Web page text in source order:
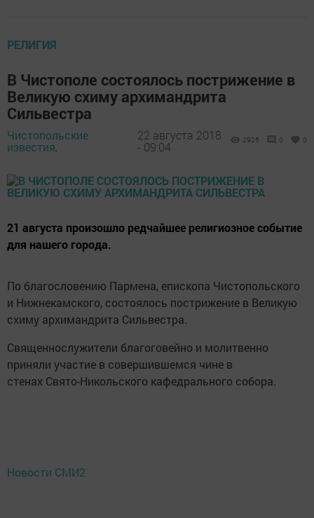
РЕЛИГИЯ
В Чистополе состоялось пострижение в
Великую схиму архимандрита
Сильвестра
Чистопольские
известия,
22 августа 2018
- 09:04
2925 0 0
21 августа произошло редчайшее религиозное событие
для нашего города.
По благословению Пармена, епископа Чистопольского
и Нижнекамского, состоялось пострижение в Великую
схиму архимандрита Сильвестра.
Священнослужители благоговейно и молитвенно
приняли участие в совершившемся чине в
стенах Свято-Никольского кафедрального собора.
Новости СМИ2